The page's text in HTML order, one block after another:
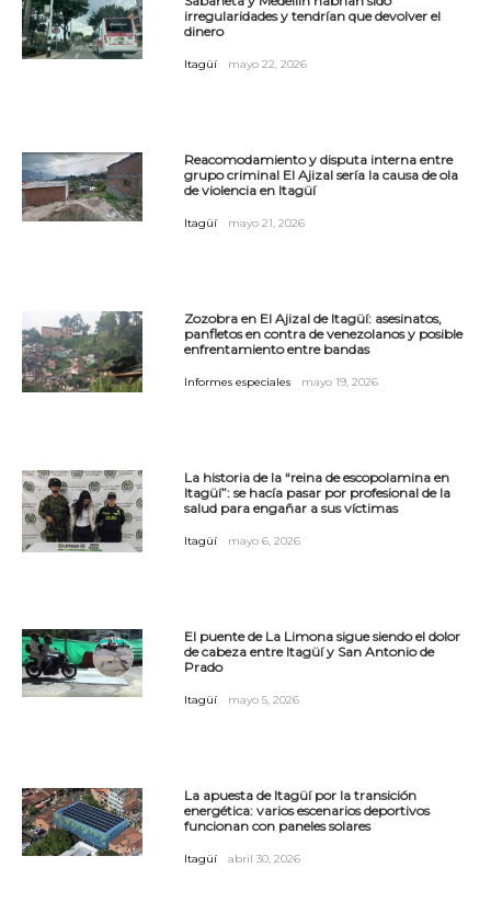
irregularidades y tendrían que devolver el
dinero
Itagüí mayo 22, 2026
Reacomodamiento y disputa interna entre
grupo criminal El Ajizal sería la causa de ola
de violencia en Itagüí
Itagüí mayo 21, 2026
Zozobra en El Ajizal de Itagüí: asesinatos,
panfletos en contra de venezolanos y posible
enfrentamiento entre bandas
Informes especiales mayo 19, 2026
La historia de la “reina de escopolamina en
Itagüí”: se hacía pasar por profesional de la
salud para engañar a sus víctimas
Itagüí mayo 6, 2026
El puente de La Limona sigue siendo el dolor
de cabeza entre Itagüí y San Antonio de
Prado
Itagüí mayo 5, 2026
La apuesta de Itagüí por la transición
energética: varios escenarios deportivos
funcionan con paneles solares
Itagüí abril 30, 2026